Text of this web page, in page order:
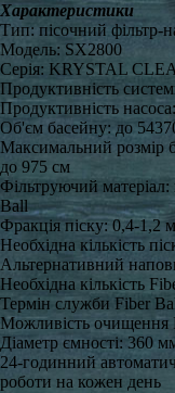
Характеристики
Тип: пісочний фільтр-
Модель: SX2800
Серія: KRYSTAL
Продуктивність
Продуктивність
Об'єм басейну: до
Максимальний розмір
до 975 см
Фільтруючий
Ball
Фракція піску: 0,4-1,2
Необхідна кількість
Альтернативний
Необхідна кількість
Термін служби Fiber
Можливість очищення
Діаметр ємності: 360
24-годинний
роботи на кожен день